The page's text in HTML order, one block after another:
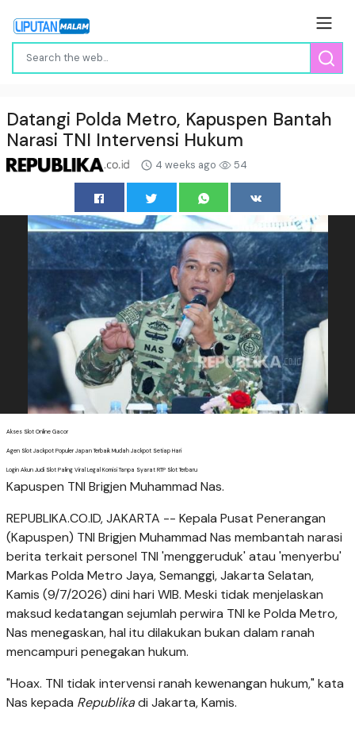
Datangi Polda Metro, Kapuspen Bantah
Narasi TNI Intervensi Hukum
4 weeks ago 54
Akses Slot Online Gacor
Agen Slot Jackpot Populer Japan Terbaik Mudah Jackpot Setiap Hari
Login Akun Judi Slot Paling Viral Legal Komisi Tanpa Syarat RTP Slot Terbaru
Kapuspen TNI Brigjen Muhammad Nas.
REPUBLIKA.CO.ID, JAKARTA -- Kepala Pusat Penerangan
(Kapuspen) TNI Brigjen Muhammad Nas membantah narasi
berita terkait personel TNI 'menggeruduk' atau 'menyerbu'
Markas Polda Metro Jaya, Semanggi, Jakarta Selatan,
Kamis (9/7/2026) dini hari WIB. Meski tidak menjelaskan
maksud kedatangan sejumlah perwira TNI ke Polda Metro,
Nas menegaskan, hal itu dilakukan bukan dalam ranah
mencampuri penegakan hukum.
"Hoax. TNI tidak intervensi ranah kewenangan hukum," kata
Nas kepada Republikadi Jakarta, Kamis.